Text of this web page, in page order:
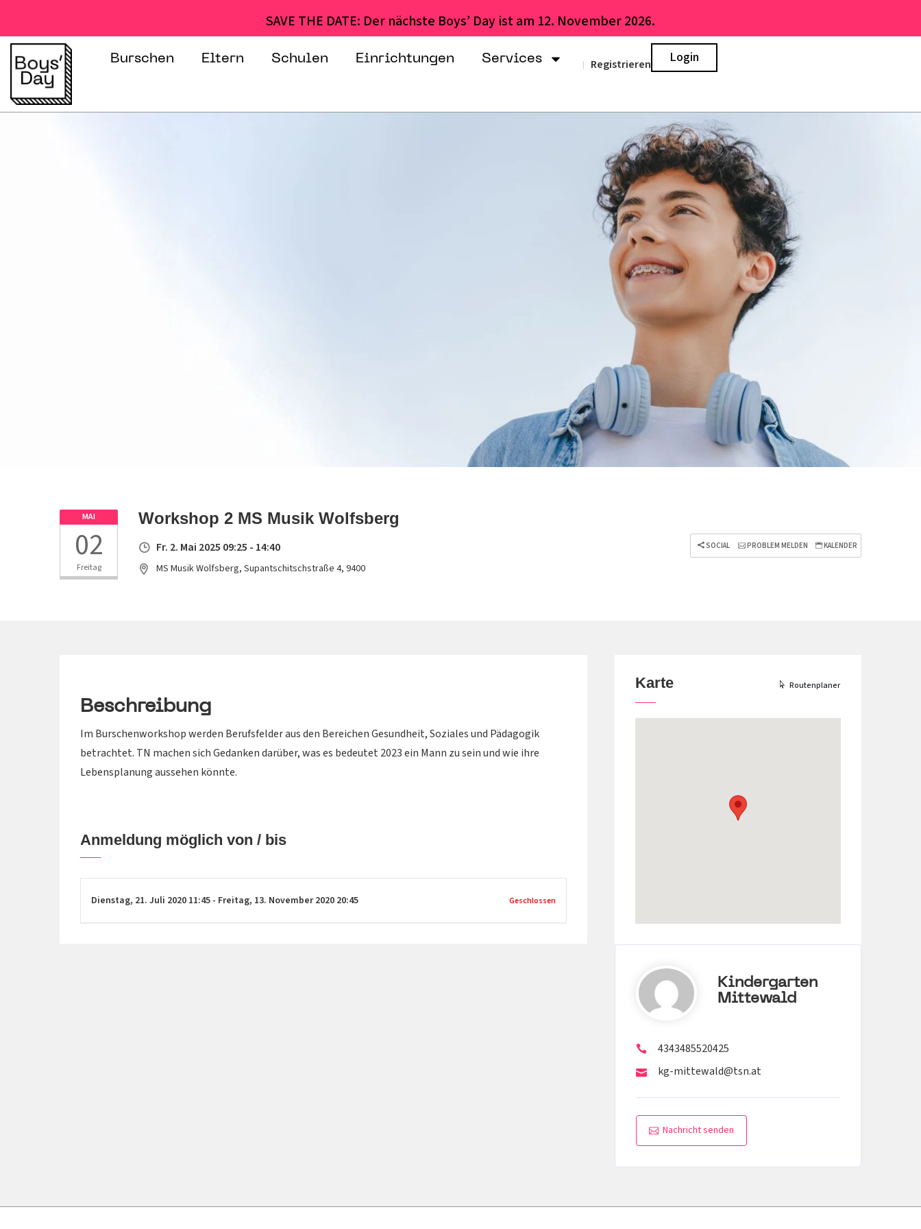
SAVE THE DATE: Der nächste Boys’ Day ist am 12. November 2026.
Burschen Eltern Schulen Einrichtungen Services | Registrieren Login
MAI
02
Freitag
Workshop 2 MS Musik Wolfsberg
Fr. 2. Mai 2025 09:25 - 14:40
MS Musik Wolfsberg, Supantschitschstraße 4, 9400
SOCIAL PROBLEM MELDEN KALENDER
Beschreibung
Im Burschenworkshop werden Berufsfelder aus den Bereichen Gesundheit, Soziales und Pädagogik
betrachtet. TN machen sich Gedanken darüber, was es bedeutet 2023 ein Mann zu sein und wie ihre
Lebensplanung aussehen könnte.
Anmeldung möglich von / bis
Dienstag, 21. Juli 2020 11:45 - Freitag, 13. November 2020 20:45 Geschlossen
Karte Routenplaner
Kindergarten
Mittewald
4343485520425
kg-mittewald@tsn.at
Nachricht senden